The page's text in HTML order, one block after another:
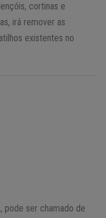
cortinas e
irá remover as
existentes no
pode ser chamado de